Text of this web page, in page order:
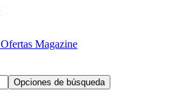
Ofertas Magazine
Opciones de búsqueda